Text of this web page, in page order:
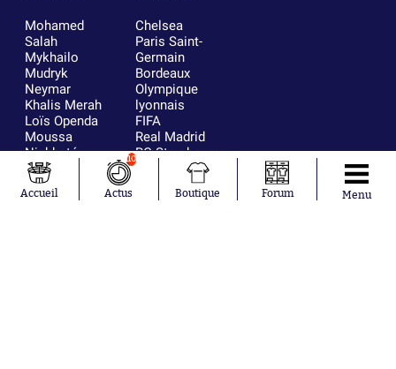
Mohamed
Salah
Mykhailo
Mudryk
Neymar
Khalis Merah
Loïs Openda
Moussa
Niakhaté
Nicolás
Tagliafico
Pavel Šulc
Chelsea
Paris Saint-
Germain
Bordeaux
Olympique
lyonnais
FIFA
Real Madrid
RC Strasbourg
AC Milan
RC Lens
Accueil
10
Actus Boutique Forum Menu